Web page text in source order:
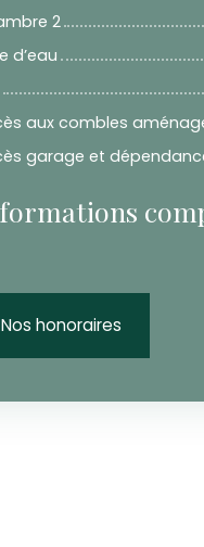
2
d’eau
aux combles
garage et
Nos honoraires